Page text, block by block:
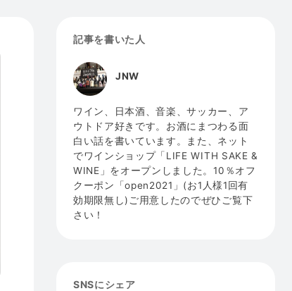
記事を書いた人
JNW
ワイン、日本酒、音楽、サッカー、ア
ウトドア好きです。お酒にまつわる面
白い話を書いています。また、ネット
でワインショップ「LIFE WITH SAKE &
WINE」をオープンしました。10％オフ
クーポン「open2021」(お1人様1回有
効期限無し)ご用意したのでぜひご覧下
さい！
SNSにシェア